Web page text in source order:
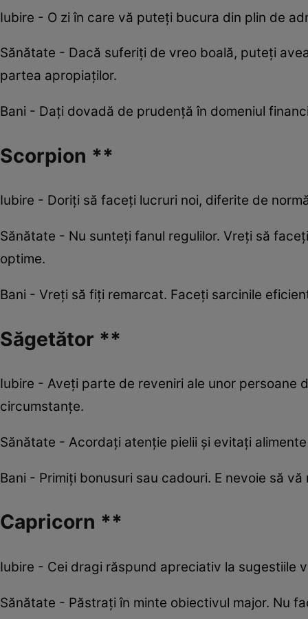
Iubire - O zi în care vă puteți bucura din plin de
Sănătate - Dacă suferiți de vreo boală, puteți
partea apropiaților.
Bani - Dați dovadă de prudență în domeniul
Scorpion **
Iubire - Doriți să faceți lucruri noi, diferite de
Sănătate - Nu sunteți fanul regulilor. Vreți să
optime.
Bani - Vreți să fiți remarcat. Faceți sarcinile
Săgetător **
Iubire - Aveți parte de reveniri ale unor
circumstanțe.
Sănătate - Acordați atenție pielii și evitați
Bani - Primiți bonusuri sau cadouri. E nevoie să
Capricorn **
Iubire - Cei dragi răspund apreciativ la sugestiile
Sănătate - Păstrați în minte obiectivul major. Nu